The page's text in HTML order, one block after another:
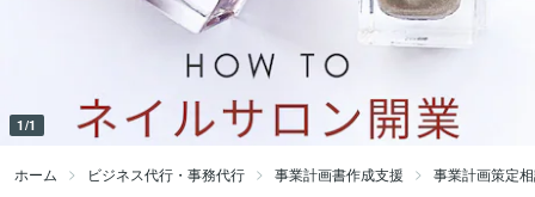
1/1
ホーム ビジネス代行・事務代行 事業計画書作成支援 事業計画策定